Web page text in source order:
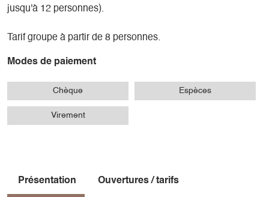
jusqu'à 12 personnes).
Tarif groupe à partir de 8 personnes.
Modes de paiement
Chèque Espèces
Virement
Présentation Ouvertures / tarifs